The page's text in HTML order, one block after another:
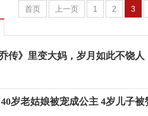
首页 上一页 1 2 3
传》里变大妈，岁月如此不饶
岁老姑娘被宠成公主 4岁儿子